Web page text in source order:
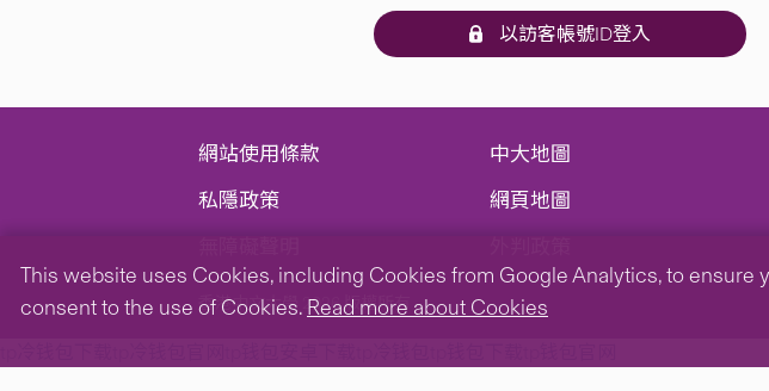
以訪客帳號ID登入
網站使用條款
私隱政策
中大地圖
網頁地圖
香港中文大學 2026 版權所有
This website uses Cookies, including Cookies from Google Analytics, to ensure
consent to the use of Cookies. Read more about Cookies